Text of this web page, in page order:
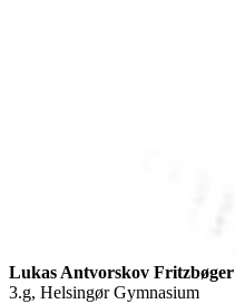
Lukas Antvorskov Fritzbøger
3.g, Helsingør Gymnasium